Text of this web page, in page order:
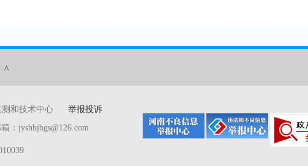
^
测和技术中心 举报投诉
jyshbjbgs@126.com